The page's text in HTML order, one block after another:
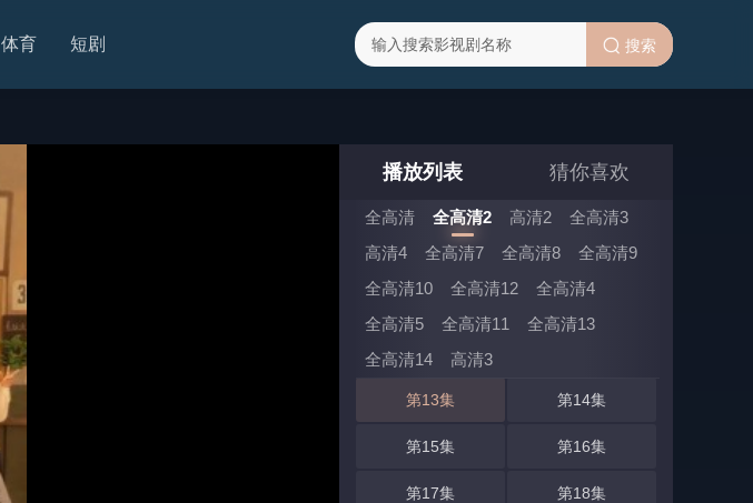
体育 短剧 搜索
播放列表 猜你喜欢
全高清 全高清2 高清2
全高清3
高清4
全高清7 全高清8
全高清9
全高清10
全高清12
全高清4
全高清5
全高清11
全高清13
全高清14
高清3
全高清2 选集 (共29集)
第03集 第04集
第05集 第06集
第07集 第08集
第11集
第13集 第14集
第15集 第16集
第17集 第18集